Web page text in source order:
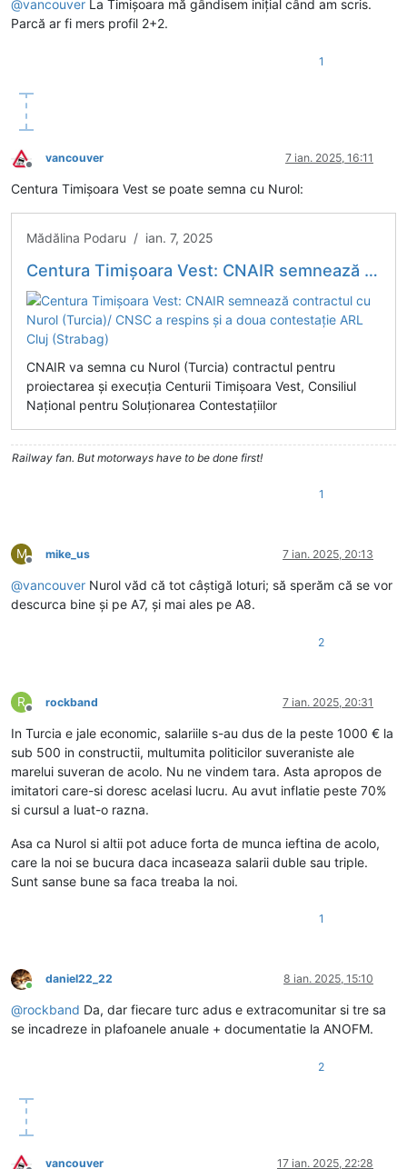
@vancouver La Timișoara mă gândisem inițial când am scris.
Parcă ar fi mers profil 2+2.
1
Deconectat
vancouver 7 ian. 2025, 16:11
Centura Timișoara Vest se poate semna cu Nurol:
Mădălina Podaru / ian. 7, 2025
Centura Timișoara Vest: CNAIR semnează contractul cu Nurol (Turcia)/ CNSC a respins și a doua contestație ARL Cluj (Strabag)
CNAIR va semna cu Nurol (Turcia) contractul pentru
proiectarea și execuția Centurii Timișoara Vest, Consiliul
Național pentru Soluționarea Contestațiilor
Railway fan. But motorways have to be done first!
1
M
Deconectat
mike_us 7 ian. 2025, 20:13
@vancouver Nurol văd că tot câștigă loturi; să sperăm că se vor
descurca bine și pe A7, și mai ales pe A8.
2
R
Deconectat
rockband 7 ian. 2025, 20:31
In Turcia e jale economic, salariile s-au dus de la peste 1000 € la
sub 500 in constructii, multumita politicilor suveraniste ale
marelui suveran de acolo. Nu ne vindem tara. Asta apropos de
imitatori care-si doresc acelasi lucru. Au avut inflatie peste 70%
si cursul a luat-o razna.
Asa ca Nurol si altii pot aduce forta de munca ieftina de acolo,
care la noi se bucura daca incaseaza salarii duble sau triple.
Sunt sanse bune sa faca treaba la noi.
1
Conectat
daniel22_22 8 ian. 2025, 15:10
@rockband Da, dar fiecare turc adus e extracomunitar si tre sa
se incadreze in plafoanele anuale + documentatie la ANOFM.
2
vancouver 17 ian. 2025, 22:28